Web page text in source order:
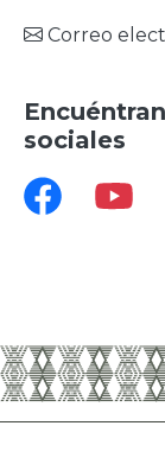
Correo
sociales